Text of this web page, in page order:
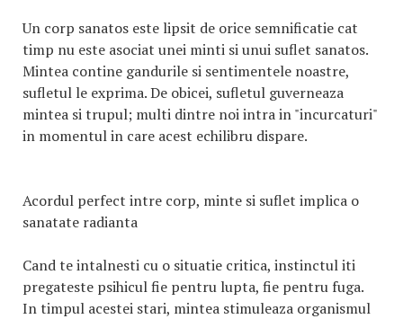
Un corp sanatos este lipsit de orice semnificatie cat
timp nu este asociat unei minti si unui suflet sanatos.
Mintea contine gandurile si sentimentele noastre,
sufletul le exprima. De obicei, sufletul guverneaza
mintea si trupul; multi dintre noi intra in "incurcaturi"
in momentul in care acest echilibru dispare.
Acordul perfect intre corp, minte si suflet implica o
sanatate radianta
Cand te intalnesti cu o situatie critica, instinctul iti
pregateste psihicul fie pentru lupta, fie pentru fuga.
In timpul acestei stari, mintea stimuleaza organismul